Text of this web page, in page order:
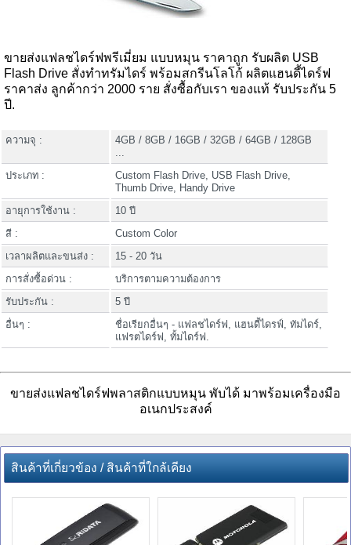
ขายส่งแฟลชไดร์ฟพรีเมี่ยม แบบหมุน ราคาถูก รับผลิต USB
Flash Drive สั่งทำทรัมไดร์ พร้อมสกรีนโลโก้ ผลิตแฮนดี้ไดร์ฟ
ราคาส่ง ลูกค้ากว่า 2000 ราย สั่งซื้อกับเรา ของแท้ รับประกัน 5
ปี.
ความจุ :
4GB / 8GB / 16GB / 32GB / 64GB / 128GB
...
ประเภท :
Custom Flash Drive, USB Flash Drive,
Thumb Drive, Handy Drive
อายุการใช้งาน :
10 ปี
สี :
Custom Color
เวลาผลิตและขนส่ง :
15 - 20 วัน
การสั่งซื้อด่วน :
บริการตามความต้องการ
รับประกัน :
5 ปี
อื่นๆ :
ชื่อเรียกอื่นๆ - แฟลชไดร์ฟ, แฮนดี้ไดรฟ์, ทัมไดร์,
แฟรตไดร์ฟ, ทั้มไดร์ฟ.
ขายส่งแฟลชไดร์ฟพลาสติกแบบหมุน พับได้ มาพร้อมเครื่องมือ
อเนกประสงค์
สินค้าที่เกี่ยวข้อง / สินค้าที่ใกล้เคียง